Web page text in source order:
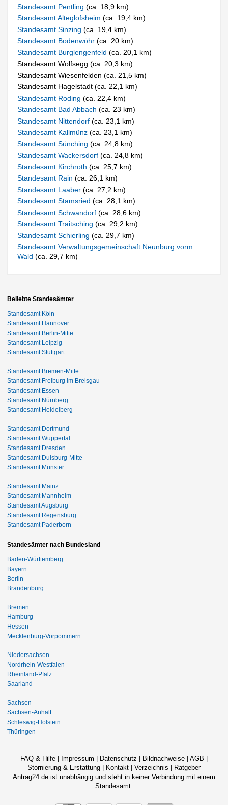
Standesamt Pentling(ca. 18,9 km)
Standesamt Alteglofsheim(ca. 19,4 km)
Standesamt Sinzing(ca. 19,4 km)
Standesamt Bodenwöhr(ca. 20 km)
Standesamt Burglengenfeld(ca. 20,1 km)
Standesamt Wolfsegg (ca. 20,3 km)
Standesamt Wiesenfelden (ca. 21,5 km)
Standesamt Hagelstadt (ca. 22,1 km)
Standesamt Roding(ca. 22,4 km)
Standesamt Bad Abbach(ca. 23 km)
Standesamt Nittendorf(ca. 23,1 km)
Standesamt Kallmünz(ca. 23,1 km)
Standesamt Sünching(ca. 24,8 km)
Standesamt Wackersdorf(ca. 24,8 km)
Standesamt Kirchroth(ca. 25,7 km)
Standesamt Rain(ca. 26,1 km)
Standesamt Laaber(ca. 27,2 km)
Standesamt Stamsried(ca. 28,1 km)
Standesamt Schwandorf(ca. 28,6 km)
Standesamt Traitsching(ca. 29,2 km)
Standesamt Schierling(ca. 29,7 km)
Standesamt Verwaltungsgemeinschaft Neunburg vorm
Wald(ca. 29,7 km)
Beliebte Standesämter
Standesamt Köln
Standesamt Hannover
Standesamt Berlin-Mitte
Standesamt Leipzig
Standesamt Stuttgart
Standesamt Bremen-Mitte
Standesamt Freiburg im Breisgau
Standesamt Essen
Standesamt Nürnberg
Standesamt Heidelberg
Standesamt Dortmund
Standesamt Wuppertal
Standesamt Dresden
Standesamt Duisburg-Mitte
Standesamt Münster
Standesamt Mainz
Standesamt Mannheim
Standesamt Augsburg
Standesamt Regensburg
Standesamt Paderborn
Standesämter nach Bundesland
Baden-Württemberg
Bayern
Berlin
Brandenburg
Bremen
Hamburg
Hessen
Mecklenburg-Vorpommern
Niedersachsen
Nordrhein-Westfalen
Rheinland-Pfalz
Saarland
Sachsen
Sachsen-Anhalt
Schleswig-Holstein
Thüringen
FAQ & Hilfe Impressum Datenschutz Bildnachweise AGB
Stornierung & Erstattung
Kontakt Verzeichnis
Ratgeber
Antrag24.de ist unabhängig und steht in keiner Verbindung mit einem
Standesamt.